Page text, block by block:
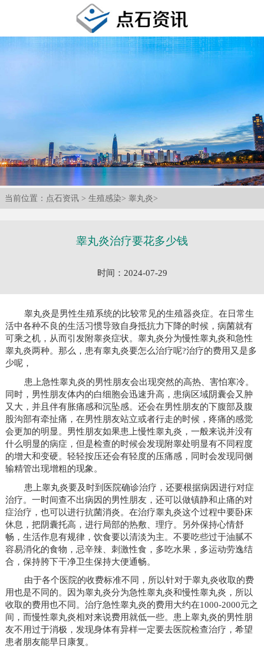
当前位置： 点石资讯 > 生殖感染> 睾丸炎>
睾丸炎治疗要花多少钱
时间：2024-07-29
睾丸炎是男性生殖系统的比较常见的生殖器炎症。在日常生
活中各种不良的生活习惯导致自身抵抗力下降的时候，病菌就有
可乘之机，从而引发附睾炎症状。睾丸炎分为慢性睾丸炎和急性
睾丸炎两种。那么，患有睾丸炎要怎么治疗呢?治疗的费用又是多
少呢，
患上急性睾丸炎的男性朋友会出现突然的高热、害怕寒冷。
同时，男性朋友体内的白细胞会迅速升高，患病区域阴囊会又肿
又大，并且伴有胀痛感和沉坠感。还会在男性朋友的下腹部及腹
股沟部有牵扯痛，在男性朋友站立或者行走的时候，疼痛的感觉
会更加的明显。男性朋友如果患上慢性睾丸炎，一般来说并没有
什么明显的病症，但是检查的时候会发现附睾处明显有不同程度
的增大和变硬。轻轻按压还会有轻度的压痛感，同时会发现同侧
输精管出现增粗的现象。
患上睾丸炎要及时到医院确诊治疗，还要根据病因进行对症
治疗。一时间查不出病因的男性朋友，还可以做镇静和止痛的对
症治疗，也可以进行抗菌消炎。在治疗睾丸炎这个过程中要卧床
休息，把阴囊托高，进行局部的热敷、理疗。另外保持心情舒
畅，生活作息有规律，饮食要以清淡为主。不要吃些过于油腻不
容易消化的食物，忌辛辣、刺激性食，多吃水果，多运动劳逸结
合，保持胯下干净卫生保持大便通畅。
由于各个医院的收费标准不同，所以针对于睾丸炎收取的费
用也是不同的。因为睾丸炎分为急性睾丸炎和慢性睾丸炎，所以
收取的费用也不同。治疗急性睾丸炎的费用大约在1000-2000元之
间，而慢性睾丸炎相对来说费用就低一些。患上睾丸炎的男性朋
友不用过于消极，发现身体有异样一定要去医院检查治疗，希望
患者朋友能早日康复。